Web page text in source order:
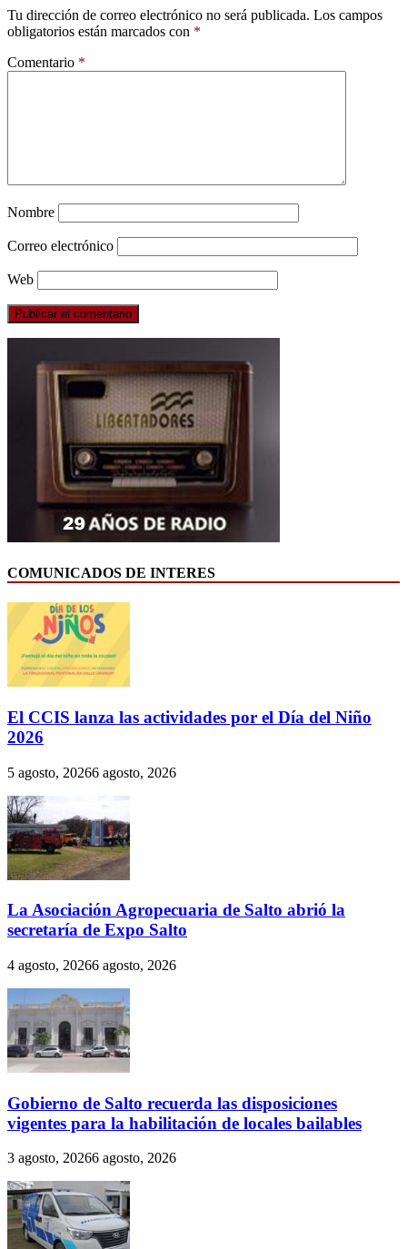
Tu dirección de correo electrónico no será publicada. Los campos
obligatorios están marcados con *
Comentario *
Nombre
Correo electrónico
Web
COMUNICADOS DE INTERES
El CCIS lanza las actividades por el Día del Niño
2026
5 agosto, 20266 agosto, 2026
La Asociación Agropecuaria de Salto abrió la
secretaría de Expo Salto
4 agosto, 20266 agosto, 2026
Gobierno de Salto recuerda las disposiciones
vigentes para la habilitación de locales bailables
3 agosto, 20266 agosto, 2026